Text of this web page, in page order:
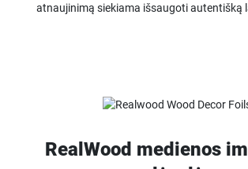
atnaujinimą siekiama išsaugoti autentišką
RealWood medienos